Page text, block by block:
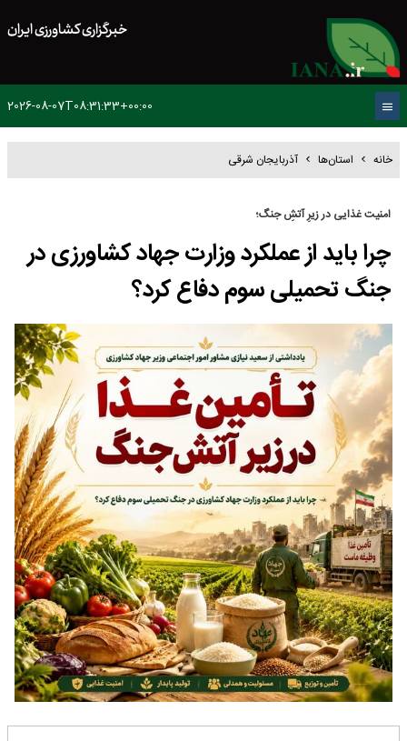
خبرگزاری کشاورزی ایران
2026-08-07T08:31:33+00:00
خانه استان‌ها آذربایجان شرقی
امنیت غذایی در زیرِ آتشِ جنگ؛
چرا باید از عملکرد وزارت جهاد کشاورزی در
جنگ تحمیلی سوم دفاع کرد؟